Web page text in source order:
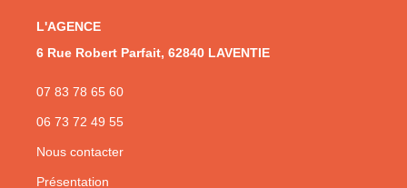
L'AGENCE
6 Rue Robert Parfait, 62840 LAVENTIE
07 83 78 65 60
06 73 72 49 55
Nous contacter
Présentation